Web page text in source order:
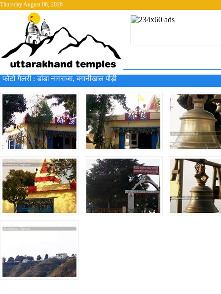
Thursday August 06, 2026
फोटो गैलरी :डांडा नागराजा, बगानीखाल पौड़ी